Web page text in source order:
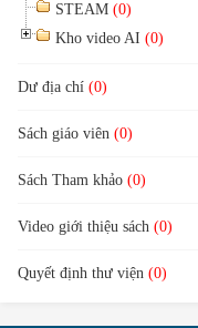
STEAM (0)
Kho video AI (0)
Dư địa chí (0)
Sách giáo viên (0)
Sách Tham khảo (0)
Video giới thiệu sách (0)
Quyết định thư viện (0)